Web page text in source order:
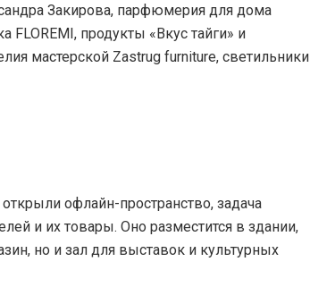
Закирова, парфюмерия для дома
FLOREMI, продукты «Вкус тайги» и
мастерской Zastrug furniture, светильники
офлайн-пространство, задача
и их товары. Оно разместится в здании,
но и зал для выставок и культурных